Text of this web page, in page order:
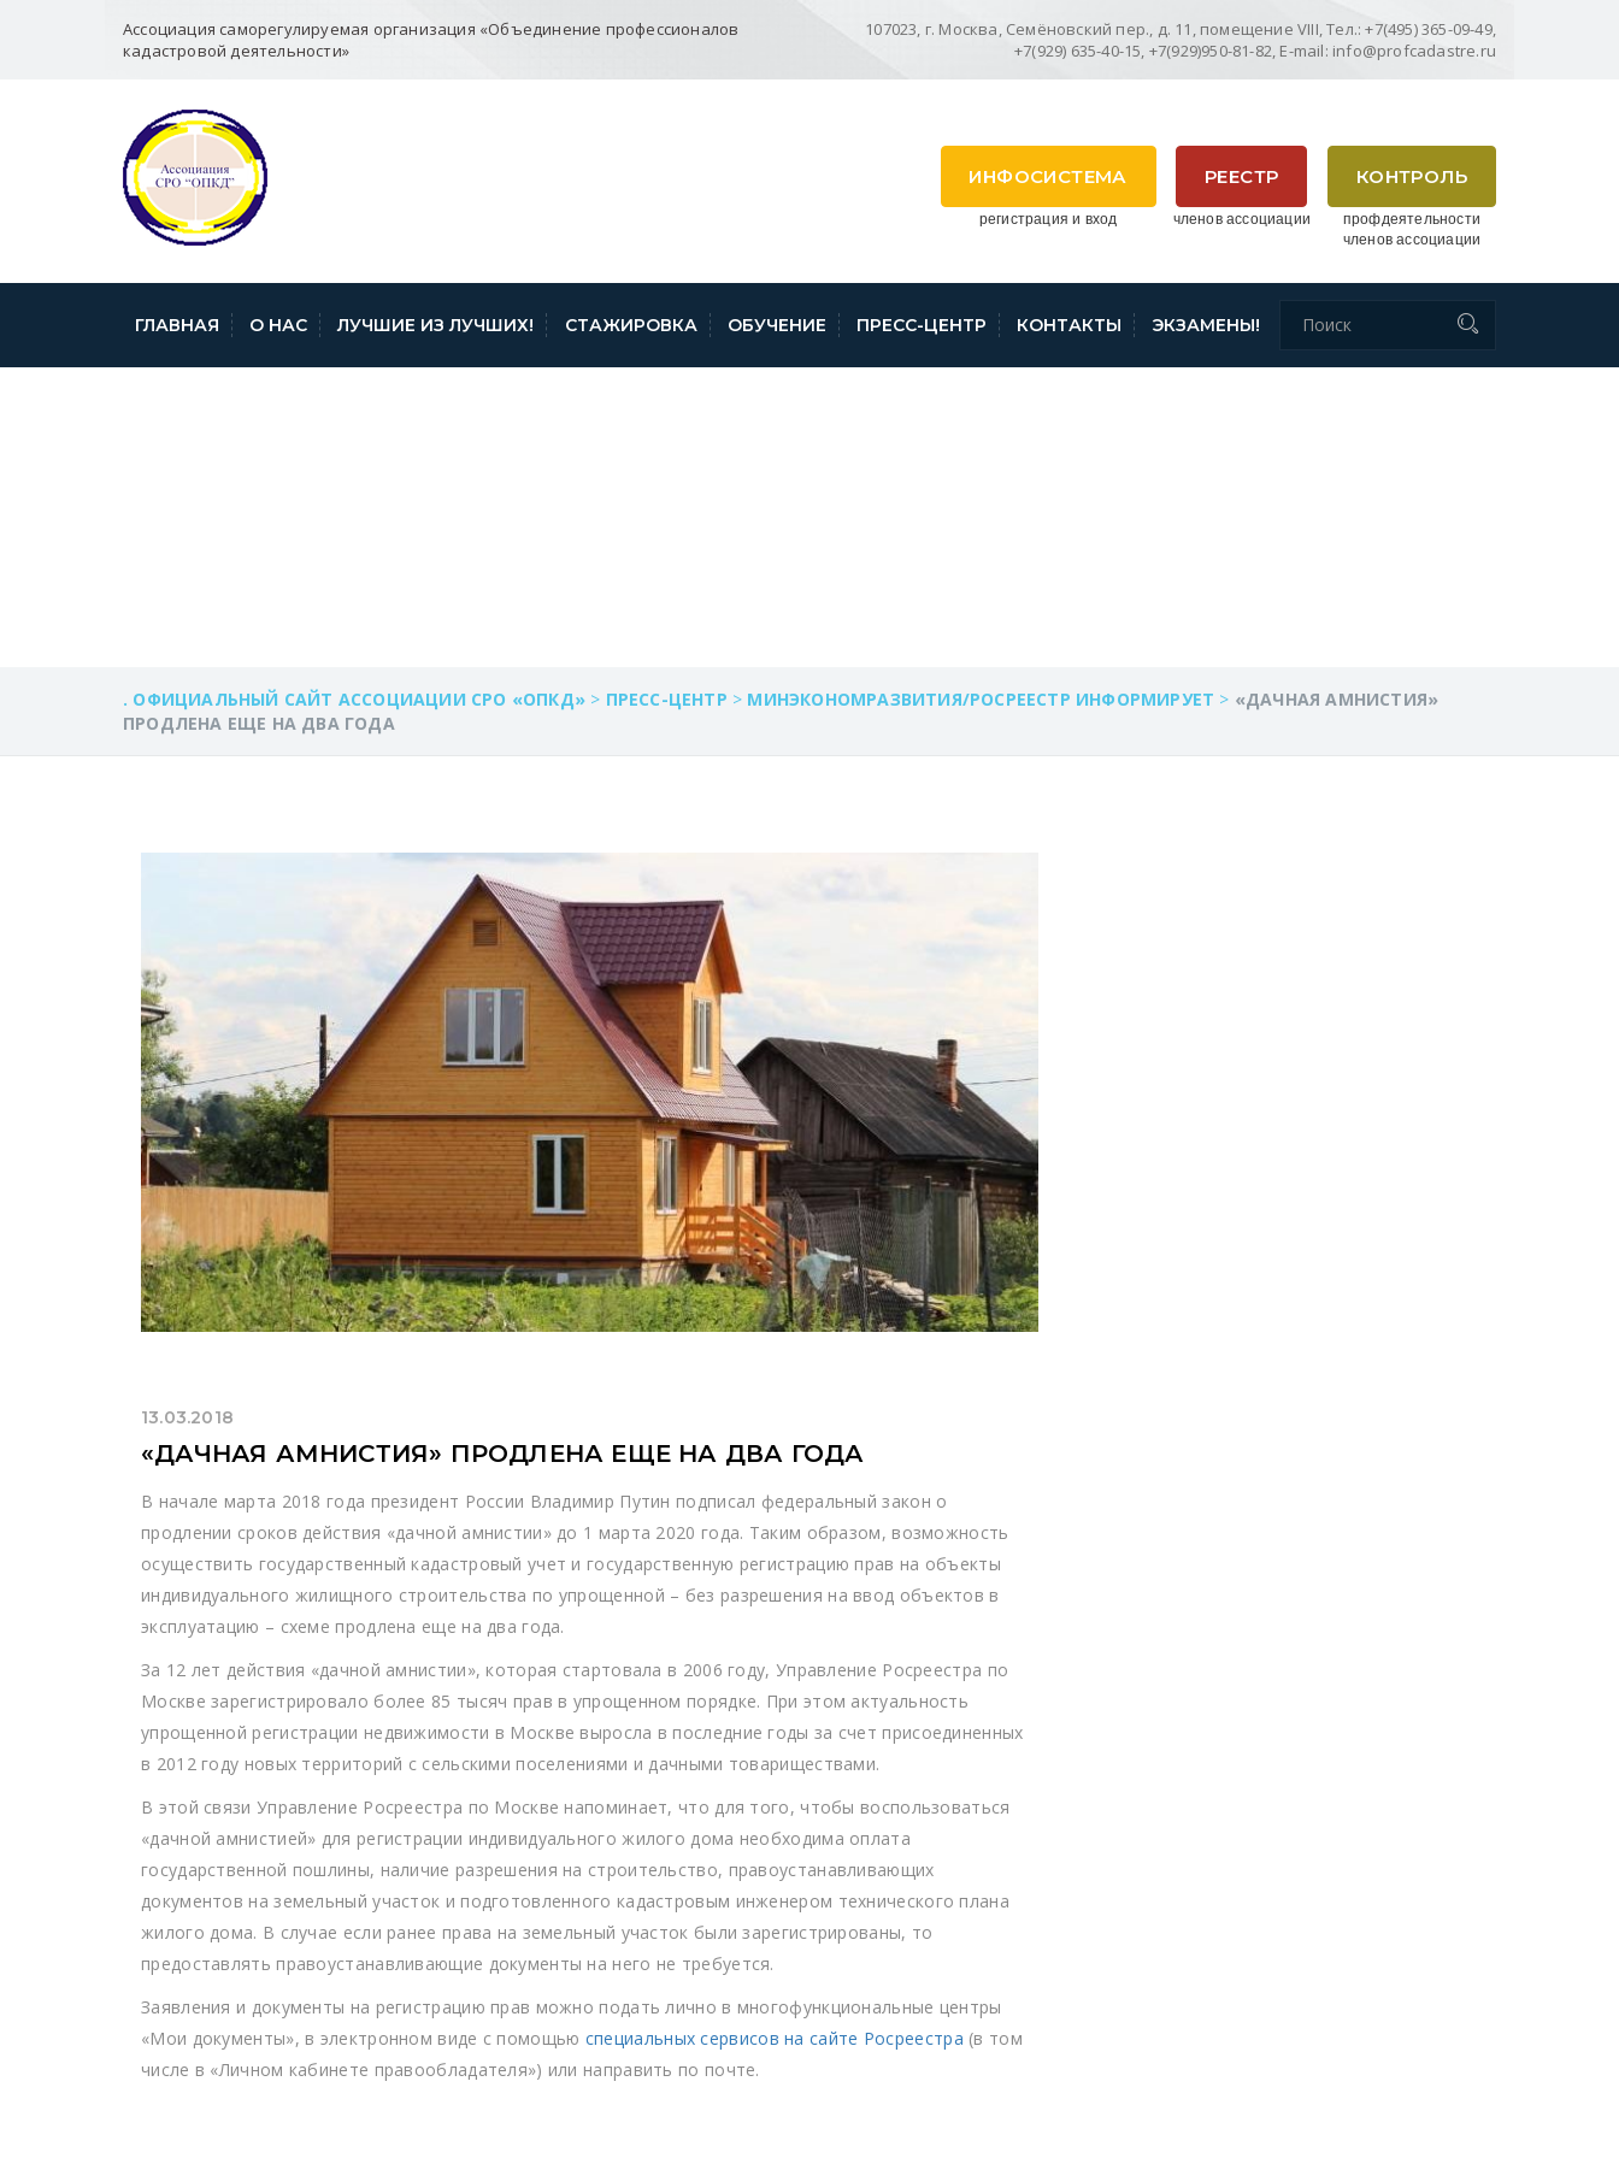
Ассоциация саморегулируемая организация «Объединение профессионалов
кадастровой деятельности»
107023, г. Москва, Семёновский пер., д. 11, помещение VIII, Тел.: +7(495) 365-09-49,
+7(929) 635-40-15, +7(929)950-81-82, E-mail: info@profcadastre.ru
КОНТРОЛЬ
профдеятельности
членов ассоциации
РЕЕСТР
членов ассоциации
ИНФОСИСТЕМА
регистрация и вход
ГЛАВНАЯ О НАС ЛУЧШИЕ ИЗ ЛУЧШИХ! СТАЖИРОВКА ОБУЧЕНИЕ ПРЕСС-ЦЕНТР КОНТАКТЫ ЭКЗАМЕНЫ!
. ОФИЦИАЛЬНЫЙ САЙТ АССОЦИАЦИИ СРО «ОПКД» > ПРЕСС-ЦЕНТР > МИНЭКОНОМРАЗВИТИЯ/РОСРЕЕСТР ИНФОРМИРУЕТ > «ДАЧНАЯ АМНИСТИЯ»
ПРОДЛЕНА ЕЩЕ НА ДВА ГОДА
13.03.2018
«ДАЧНАЯ АМНИСТИЯ» ПРОДЛЕНА ЕЩЕ НА ДВА ГОДА
В начале марта 2018 года президент России Владимир Путин подписал федеральный закон о
продлении сроков действия «дачной амнистии» до 1 марта 2020 года. Таким образом, возможность
осуществить государственный кадастровый учет и государственную регистрацию прав на объекты
индивидуального жилищного строительства по упрощенной – без разрешения на ввод объектов в
эксплуатацию – схеме продлена еще на два года.
За 12 лет действия «дачной амнистии», которая стартовала в 2006 году, Управление Росреестра по
Москве зарегистрировало более 85 тысяч прав в упрощенном порядке. При этом актуальность
упрощенной регистрации недвижимости в Москве выросла в последние годы за счет присоединенных
в 2012 году новых территорий с сельскими поселениями и дачными товариществами.
В этой связи Управление Росреестра по Москве напоминает, что для того, чтобы воспользоваться
«дачной амнистией» для регистрации индивидуального жилого дома необходима оплата
государственной пошлины, наличие разрешения на строительство, правоустанавливающих
документов на земельный участок и подготовленного кадастровым инженером технического плана
жилого дома. В случае если ранее права на земельный участок были зарегистрированы, то
предоставлять правоустанавливающие документы на него не требуется.
Заявления и документы на регистрацию прав можно подать лично в многофункциональные центры
«Мои документы», в электронном виде с помощью специальных сервисов на сайте Росреестра (в том
числе в «Личном кабинете правообладателя») или направить по почте.